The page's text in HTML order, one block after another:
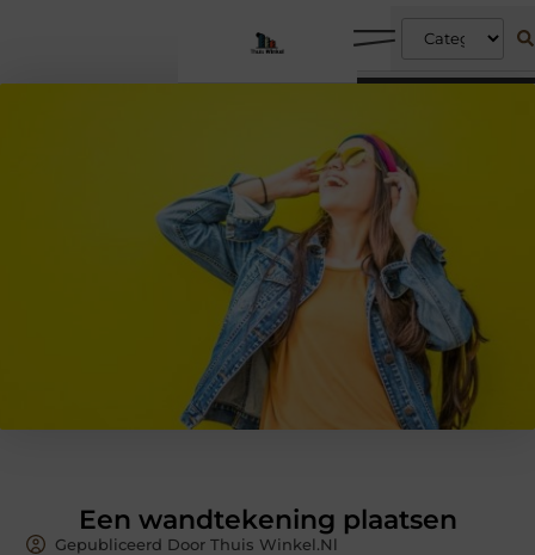
Een wandtekening plaatsen
Gepubliceerd Door Thuis Winkel.nl